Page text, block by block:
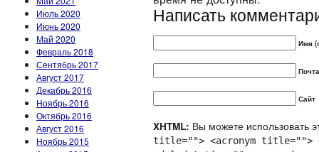
Июль 2020
Июнь 2020
Май 2020
Февраль 2018
Сентябрь 2017
Август 2017
Декабрь 2016
Ноябрь 2016
Октябрь 2016
Август 2016
Ноябрь 2015
Написать
Имя
Сайт
XHTML: Вы можете использовать
title=""> <acronym title="">